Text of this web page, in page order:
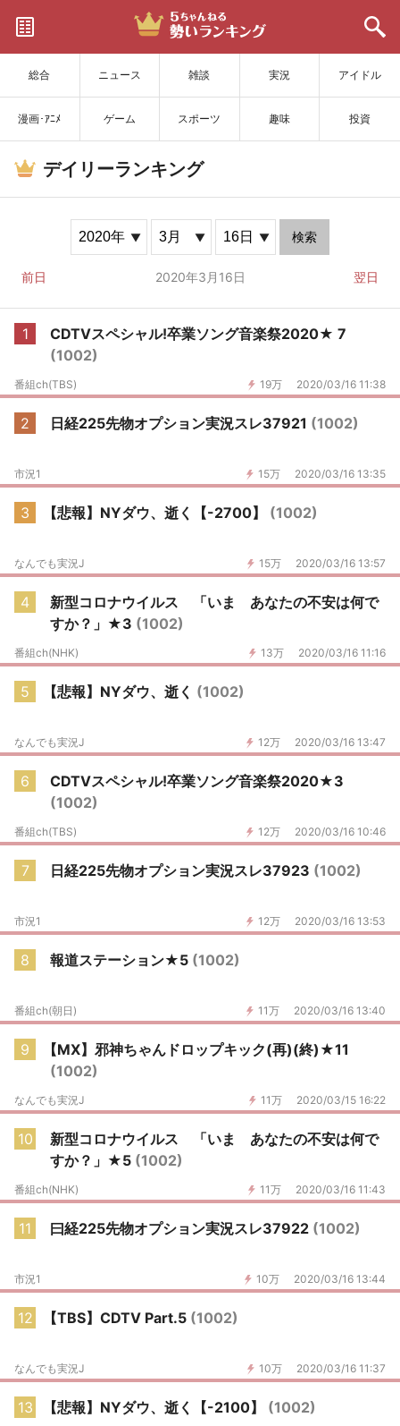
総合 ニュース 雑談 実況 アイドル
漫画･ｱﾆﾒ ゲーム スポーツ 趣味 投資
サイトを更新
デイリーランキング
検索
前日 2020年3月16日 翌日
1
CDTVスペシャル!卒業ソング音楽祭2020★ 7
(1002)
19万 2020/03/16 11:38
番組ch(TBS)
2 日経225先物オプション実況スレ37921 (1002)
15万 2020/03/16 13:35
市況1
3 【悲報】NYダウ、逝く【-2700】 (1002)
15万 2020/03/16 13:57
なんでも実況J
4
新型コロナウイルス 「いま あなたの不安は何で
すか？」★3 (1002)
13万 2020/03/16 11:16
番組ch(NHK)
5 【悲報】NYダウ、逝く (1002)
12万 2020/03/16 13:47
なんでも実況J
6
CDTVスペシャル!卒業ソング音楽祭2020★3
(1002)
12万 2020/03/16 10:46
番組ch(TBS)
7 日経225先物オプション実況スレ37923 (1002)
12万 2020/03/16 13:53
市況1
8 報道ステーション★5 (1002)
11万 2020/03/16 13:40
番組ch(朝日)
9
【MX】邪神ちゃんドロップキック(再)(終)★11
(1002)
11万 2020/03/15 16:22
なんでも実況J
10
新型コロナウイルス 「いま あなたの不安は何で
すか？」★5 (1002)
11万 2020/03/16 11:43
番組ch(NHK)
11 曰経225先物オプション実況スレ37922 (1002)
10万 2020/03/16 13:44
市況1
12 【TBS】CDTV Part.5 (1002)
10万 2020/03/16 11:37
なんでも実況J
13 【悲報】NYダウ、逝く【-2100】 (1002)